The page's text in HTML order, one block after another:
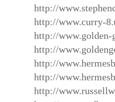
http://
http://www.curry-
http://www.golden-
http://
http://
http://
http://